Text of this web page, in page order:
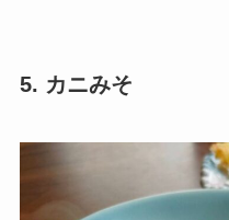
5. カニみそ